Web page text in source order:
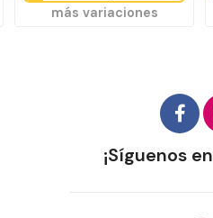
más variaciones
¡Síguenos